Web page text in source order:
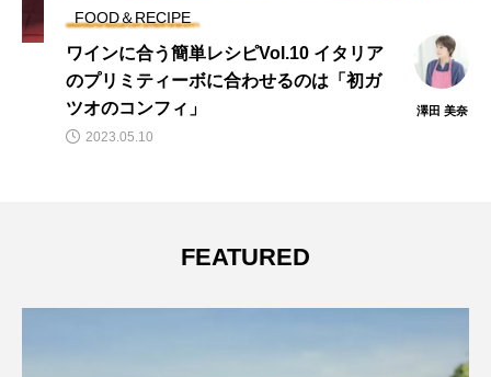
ピVol.10 イタリア
わせるのは「初ガ
澤田 美奈
カリフォルニアワイン
た 飲むならこの1本
FEATURED